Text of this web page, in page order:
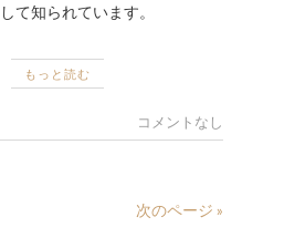
て知られています。
もっと読む
コメントなし
次のページ »